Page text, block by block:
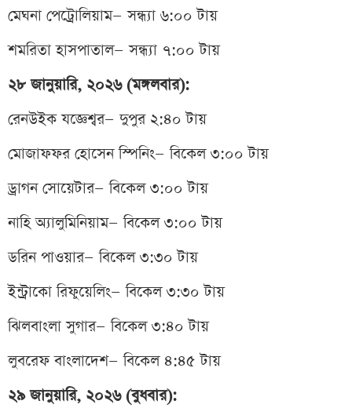
মেঘনা পেট্রোলিয়াম— সন্ধ্যা ৬:০০ টায়
শমরিতা হাসপাতাল— সন্ধ্যা ৭:০০ টায়
২৮ জানুয়ারি, ২০২৬ (মঙ্গলবার):
রেনউইক যজ্ঞেশ্বর— দুপুর ২:৪০ টায়
মোজাফফর হোসেন স্পিনিং— বিকেল ৩:০০ টায়
ড্রাগন সোয়েটার— বিকেল ৩:০০ টায়
নাহি অ্যালুমিনিয়াম— বিকেল ৩:০০ টায়
ডরিন পাওয়ার— বিকেল ৩:৩০ টায়
ইন্ট্রাকো রিফুয়েলিং— বিকেল ৩:৩০ টায়
ঝিলবাংলা সুগার— বিকেল ৩:৪০ টায়
লুবরেফ বাংলাদেশ— বিকেল ৪:৪৫ টায়
২৯ জানুয়ারি, ২০২৬ (বুধবার):